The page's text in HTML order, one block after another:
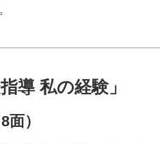
導 私の経験」
）